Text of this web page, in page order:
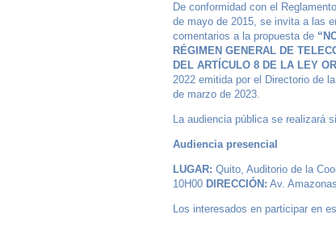
De conformidad con el
de mayo de 2015, se invita a las
comentarios a la propuesta de
RÉGIMEN GENERAL DE
DEL ARTÍCULO 8 DE LA LEY
2022 emitida por el Directorio de
de marzo de 2023.
La audiencia pública se realizará
Audiencia presencial
LUGAR: Quito, Auditorio de la
10H00 DIRECCIÓN: Av.
Los interesados en participar en